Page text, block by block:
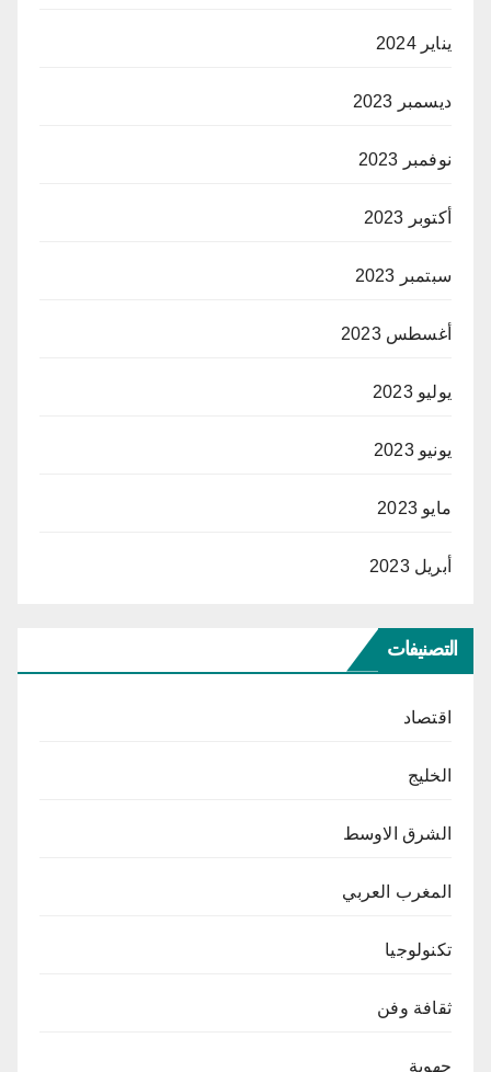
يناير 2024
ديسمبر 2023
نوفمبر 2023
أكتوبر 2023
سبتمبر 2023
أغسطس 2023
يوليو 2023
يونيو 2023
مايو 2023
أبريل 2023
التصنيفات
اقتصاد
الخليج
الشرق الاوسط
المغرب العربي
تكنولوجيا
ثقافة وفن
جهوية